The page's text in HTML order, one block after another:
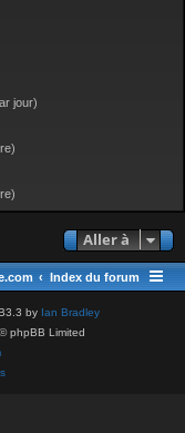
jour)
Aller à
Index du forum
by Ian Bradley
phpBB Limited